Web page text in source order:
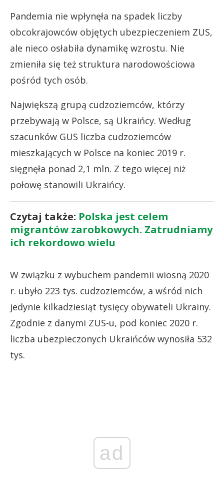
Pandemia nie wpłynęła na spadek liczby
obcokrajowców objętych ubezpieczeniem ZUS,
ale nieco osłabiła dynamikę wzrostu. Nie
zmieniła się też struktura narodowościowa
pośród tych osób.
Największą grupą cudzoziemców, którzy
przebywają w Polsce, są Ukraińcy. Według
szacunków GUS liczba cudzoziemców
mieszkających w Polsce na koniec 2019 r.
sięgnęła ponad 2,1 mln. Z tego więcej niż
połowę stanowili Ukraińcy.
Czytaj także: Polska jest celem
migrantów zarobkowych. Zatrudniamy
ich rekordowo wielu
W związku z wybuchem pandemii wiosną 2020
r. ubyło 223 tys. cudzoziemców, a wśród nich
jedynie kilkadziesiąt tysięcy obywateli Ukrainy.
Zgodnie z danymi ZUS-u, pod koniec 2020 r.
liczba ubezpieczonych Ukraińców wynosiła 532
tys.
ad